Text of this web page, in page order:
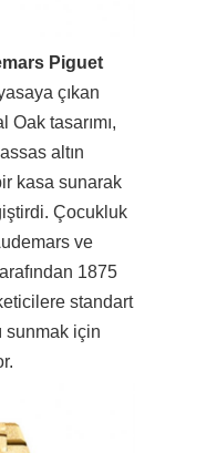
Piguet
çıkan
Oak tasarımı,
altın
kasa sunarak
Çocukluk
ve
1875
standart
sunmak için